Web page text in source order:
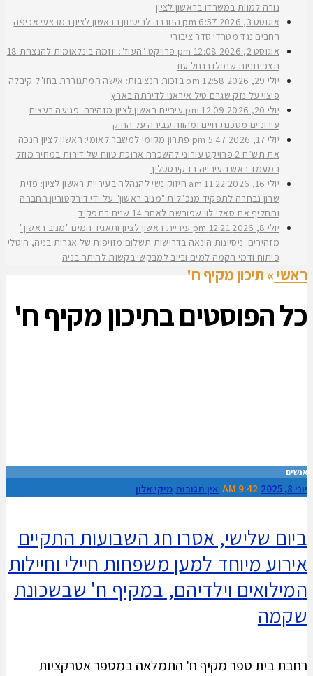
נורה למוות במשרדו בראשון לציון
אוגוסט 3, 2026
6:57 pm
החברה לביטחון בראשון לציון במבצעי אכיפה
רחבים נגד מטרדי סדר ציבורי
אוגוסט 2, 2026
12:08 pm
פרויקט "העוז": יוזמה בינלאומית להנצחת 18
תצפיתניות שנפלו בנחל עוז
יולי 29, 2026
12:58 pm
בזכות הנציבות: אישה המתגוררת בחו"ל קיבלה
פיצוי על נזק שגרם טיל איראני לדירתה בארץ
יולי 20, 2026
12:09 pm
עיריית ראשון לציון מזהירה: פגיעה בעצים
עירוניים מסכנת חיים ומהווה עבירה על החוק
יולי 17, 2026
5:47 pm
פתרון מקומי למשבר לאומי: ראשון לציון חנכה
את תש״ח 2 פרויקט עירוני להשכרה ארוכת טווח של דירות במחיר מוזל
במעמד ראש העירייה רז קינסטליך
יולי 16, 2026
11:22 am
חיזוק נשי להנהלה בעיריית ראשון לציון: פזית
שרון נבחרה לתפקיד מנכ"לית "מניב ראשון" על ידי דירקטוריון החברה
ותחליף את סאלי לוי שפורשת לאחר 14 שנים בתפקיד
יולי 8, 2026
12:21 pm
עיריית ראשון לציון ותאגיד המים "מניב ראשון"
מזהירים: ניסיונות הונאה בדרישות תשלום מזויפות של אגרות בניה, היטלי
פיתוח ודמי הקמה למים וביוב למבקשי בקשות להיתר בניה
ראשי» תיכון מקיף ח'
כל הפוסטים בתיכון מקיף ח'
אנשים
יוני 8, 2025 9:42 AM אין תגובות מיקי אלון
ביום שלישי, אסרו חג השבועות התקיים
אירוע מיוחד למען משפחות חיילי וחיילות
המילואים וילדיהם, במקיף ח' שבשכונת
שקמה
רחבת בית ספר מקיף ח' התמלאה במספר אטרקציות